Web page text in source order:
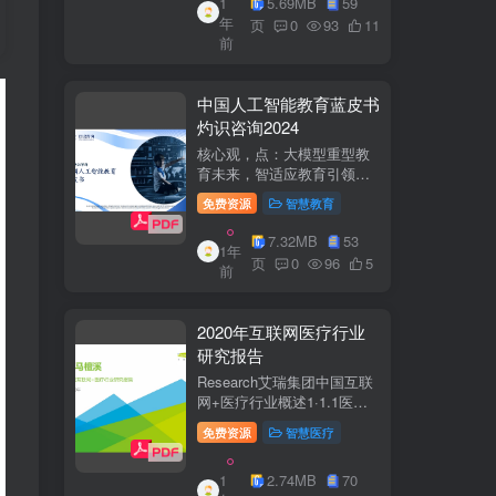
参编綦兵、谷金辉、温庆
福、王丹、岳...
年
前
页
0 93 11
中国人工智能教育蓝皮书
灼识咨询2024
核心观，点：大模型重型教
育未来，智适应教育引领
A+教有新纪元灼识咨询
China inshts Consultancy帆
观：深剂：洞来：失减：全
球故有革新浪湘2学习机妆占
硬件查头智道，应学习机市
免费资源 智慧教育
1年
前
7.32MB
53
页
0 96 5
2020年互联网医疗行业
研究报告
Research艾瑞集团中国互联
网+医疗行业概述1·1.1医疗
行业困境中国互联网+医疗行
业现状2中国互联网+医疗用
户行为洞察3中国互联网+医
疗热门赛道分析4中国互联网
免费资源 智慧医疗
1
2.74MB
70